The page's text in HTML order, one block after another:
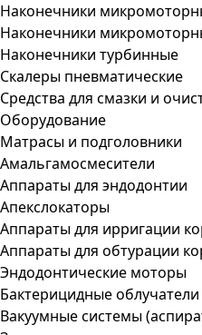
Наконечники
Наконечники
Наконечники турбинные
Скалеры пневматические
Средства для смазки и
Оборудование
Матрасы и подголовники
Амальгамосмесители
Аппараты для эндодонтии
Апекслокаторы
Аппараты для ирригации
Аппараты для обтурации
Эндодонтические моторы
Бактерицидные облучатели
Вакуумные системы